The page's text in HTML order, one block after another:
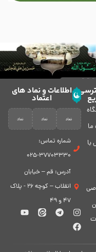
ما
با
اطلاعات و نماد های
اعتماد
شماره تماس:
37703330-025
آدرس: قم – خیابان
انقلاب – کوچه 26 - پلاک
47 و 49